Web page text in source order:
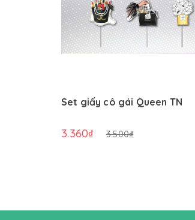
Set giấy cô gái Queen TN
3.360₫ 3.500₫